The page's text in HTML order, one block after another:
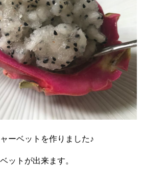
ーベットを作りました♪
ットが出来ます。